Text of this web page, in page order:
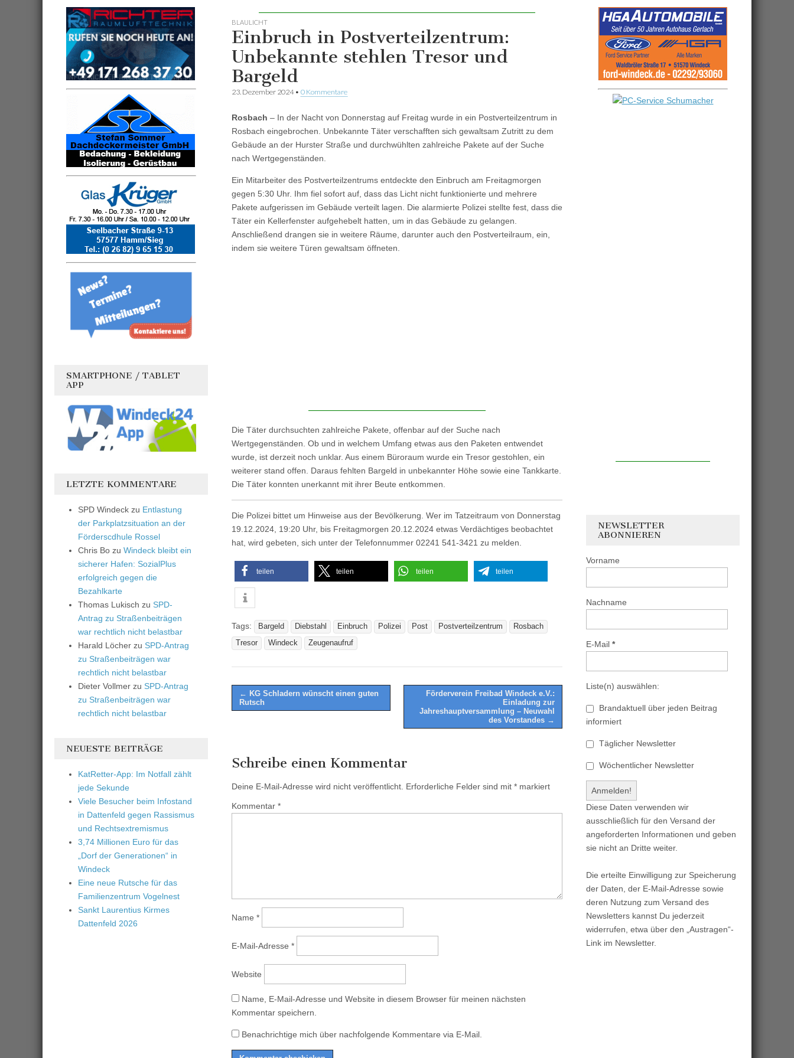
BLAULICHT
Einbruch in Postverteilzentrum:
Unbekannte stehlen Tresor und
Bargeld
23. Dezember 2024• 0 Kommentare
Rosbach – In der Nacht von Donnerstag auf Freitag wurde in ein Postverteilzentrum in
Rosbach eingebrochen. Unbekannte Täter verschafften sich gewaltsam Zutritt zu dem
Gebäude an der Hurster Straße und durchwühlten zahlreiche Pakete auf der Suche
nach Wertgegenständen.
Ein Mitarbeiter des Postverteilzentrums entdeckte den Einbruch am Freitagmorgen
gegen 5:30 Uhr. Ihm fiel sofort auf, dass das Licht nicht funktionierte und mehrere
Pakete aufgerissen im Gebäude verteilt lagen. Die alarmierte Polizei stellte fest, dass die
Täter ein Kellerfenster aufgehebelt hatten, um in das Gebäude zu gelangen.
Anschließend drangen sie in weitere Räume, darunter auch den Postverteilraum, ein,
indem sie weitere Türen gewaltsam öffneten.
Die Täter durchsuchten zahlreiche Pakete, offenbar auf der Suche nach
Wertgegenständen. Ob und in welchem Umfang etwas aus den Paketen entwendet
wurde, ist derzeit noch unklar. Aus einem Büroraum wurde ein Tresor gestohlen, ein
weiterer stand offen. Daraus fehlten Bargeld in unbekannter Höhe sowie eine Tankkarte.
Die Täter konnten unerkannt mit ihrer Beute entkommen.
Die Polizei bittet um Hinweise aus der Bevölkerung. Wer im Tatzeitraum von Donnerstag
19.12.2024, 19:20 Uhr, bis Freitagmorgen 20.12.2024 etwas Verdächtiges beobachtet
hat, wird gebeten, sich unter der Telefonnummer 02241 541-3421 zu melden.
teilen teilen teilen teilen
Tags: Bargeld Diebstahl Einbruch Polizei Post Postverteilzentrum
Rosbach
Tresor
Windeck Zeugenaufruf
Post
navigation
← KG Schladern wünscht einen guten
Rutsch
Förderverein Freibad Windeck e.V.:
Einladung zur
Jahreshauptversammlung – Neuwahl
des Vorstandes →
Schreibe einen Kommentar
Deine E-Mail-Adresse wird nicht veröffentlicht. Erforderliche Felder sind mit * markiert
Kommentar *
Name *
E-Mail-Adresse *
Website
Name, E-Mail-Adresse und Website in diesem Browser für meinen nächsten
Kommentar speichern.
Benachrichtige mich über nachfolgende Kommentare via E-Mail.
SMARTPHONE / TABLET
APP
LETZTE KOMMENTARE
SPD Windeck zu Entlastung
der Parkplatzsituation an der
Förderscdhule Rossel
Chris Bo zu Windeck bleibt ein
sicherer Hafen: SozialPlus
erfolgreich gegen die
Bezahlkarte
Thomas Lukisch zu SPD-
Antrag zu Straßenbeiträgen
war rechtlich nicht belastbar
Harald Löcher zu SPD-Antrag
zu Straßenbeiträgen war
rechtlich nicht belastbar
Dieter Vollmer zu SPD-Antrag
zu Straßenbeiträgen war
rechtlich nicht belastbar
NEUESTE BEITRÄGE
KatRetter-App: Im Notfall zählt
jede Sekunde
Viele Besucher beim Infostand
in Dattenfeld gegen Rassismus
und Rechtsextremismus
3,74 Millionen Euro für das
„Dorf der Generationen“ in
Windeck
Eine neue Rutsche für das
Familienzentrum Vogelnest
Sankt Laurentius Kirmes
Dattenfeld 2026
NEWSLETTER
ABONNIEREN
Vorname
Nachname
E-Mail *
Liste(n) auswählen:
Brandaktuell über jeden Beitrag
informiert
Täglicher Newsletter
Wöchentlicher Newsletter
Diese Daten verwenden wir
ausschließlich für den Versand der
angeforderten Informationen und geben
sie nicht an Dritte weiter.
Die erteilte Einwilligung zur Speicherung
der Daten, der E-Mail-Adresse sowie
deren Nutzung zum Versand des
Newsletters kannst Du jederzeit
widerrufen, etwa über den „Austragen“-
Link im Newsletter.